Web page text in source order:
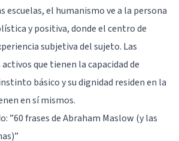
escuelas, el humanismo ve a la persona
y positiva, donde el centro de
subjetiva del sujeto. Las
que tienen la capacidad de
básico y su dignidad residen en la
en sí mismos.
”60 frases de Abraham Maslow (y las
”